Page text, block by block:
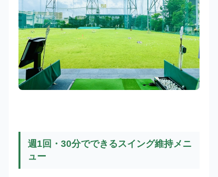
週1回・30分でできるスイング維持メニ
ュー